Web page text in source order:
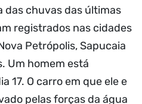
das chuvas das últimas
registrados nas cidades
Petrópolis, Sapucaia
Um homem está
17. O carro em que ele e
pelas forças da água